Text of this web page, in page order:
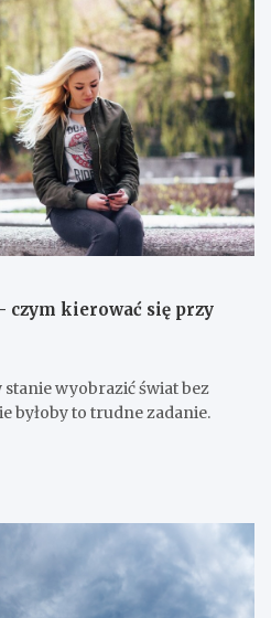
kierować się przy
wyobrazić świat bez
byłoby to trudne zadanie.